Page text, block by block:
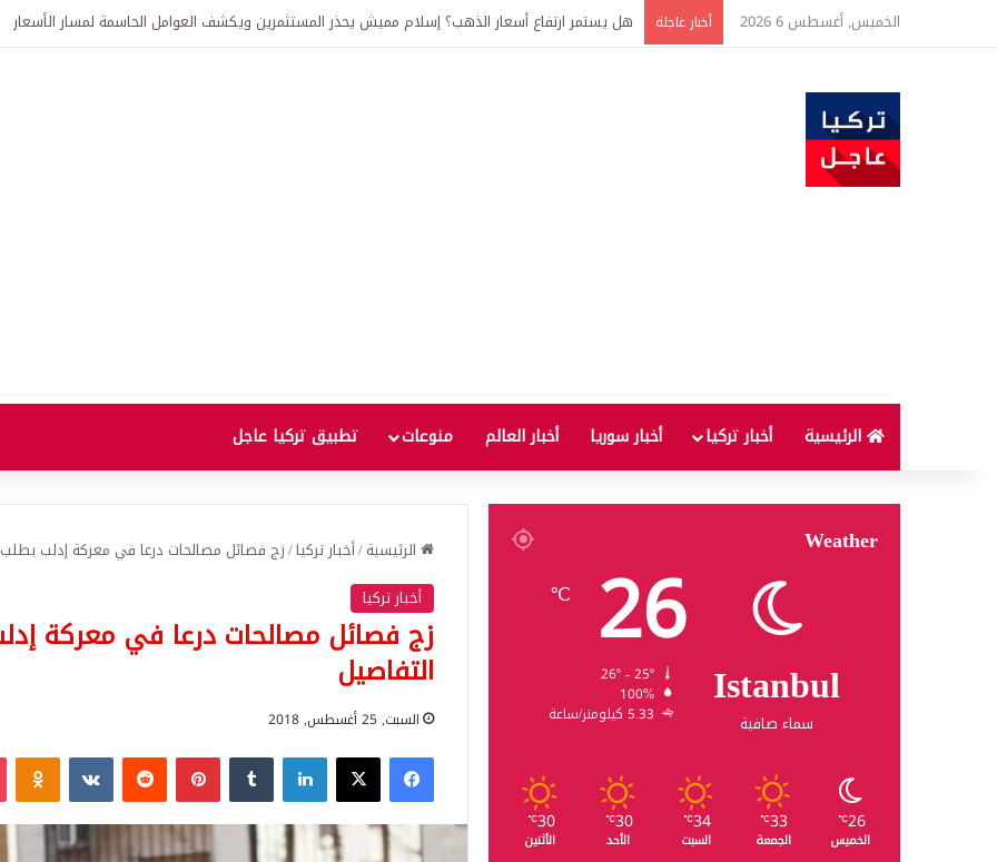
الخميس, أغسطس 6 2026 أخبار عاجلة أسعار الذهب اليوم الخميس.. سعر جرام ذهب 24 و22 و21 وسعر ليرة ذهب جمهوريات
الرئيسية أخبار تركيا أخبار سوريا أخبار العالم منوعات تطبيق تركيا عاجل
الرئيسية/أخبار تركيا/زج فصائل مصالحات درعا في معركة إدلب
أخبار تركيا
زج فصائل مصالحات درعا في معركة
التفاصيل
السبت, 25 أغسطس, 2018
فيسبوك‫X لينكدإن بينتيريست
Weather
Istanbul
سماء صافية
26
℃
100%
5.33 كيلومتر/ساعة
26
℃
الخميس
33
℃
الجمعة
34
℃
السبت
30
℃
الأحد
30
℃
الأثنين